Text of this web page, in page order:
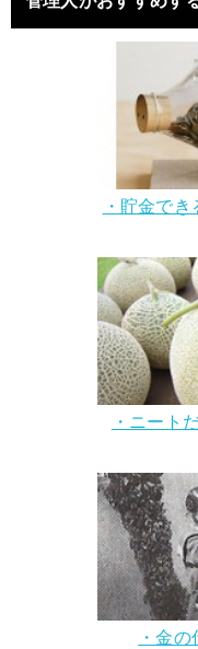
・貯金で
・ニート
・金